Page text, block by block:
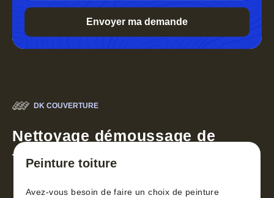
DK COUVERTURE
Nettoyage démoussage de
toiture 30
Peinture toiture
Avez-vous besoin de faire un choix de peinture